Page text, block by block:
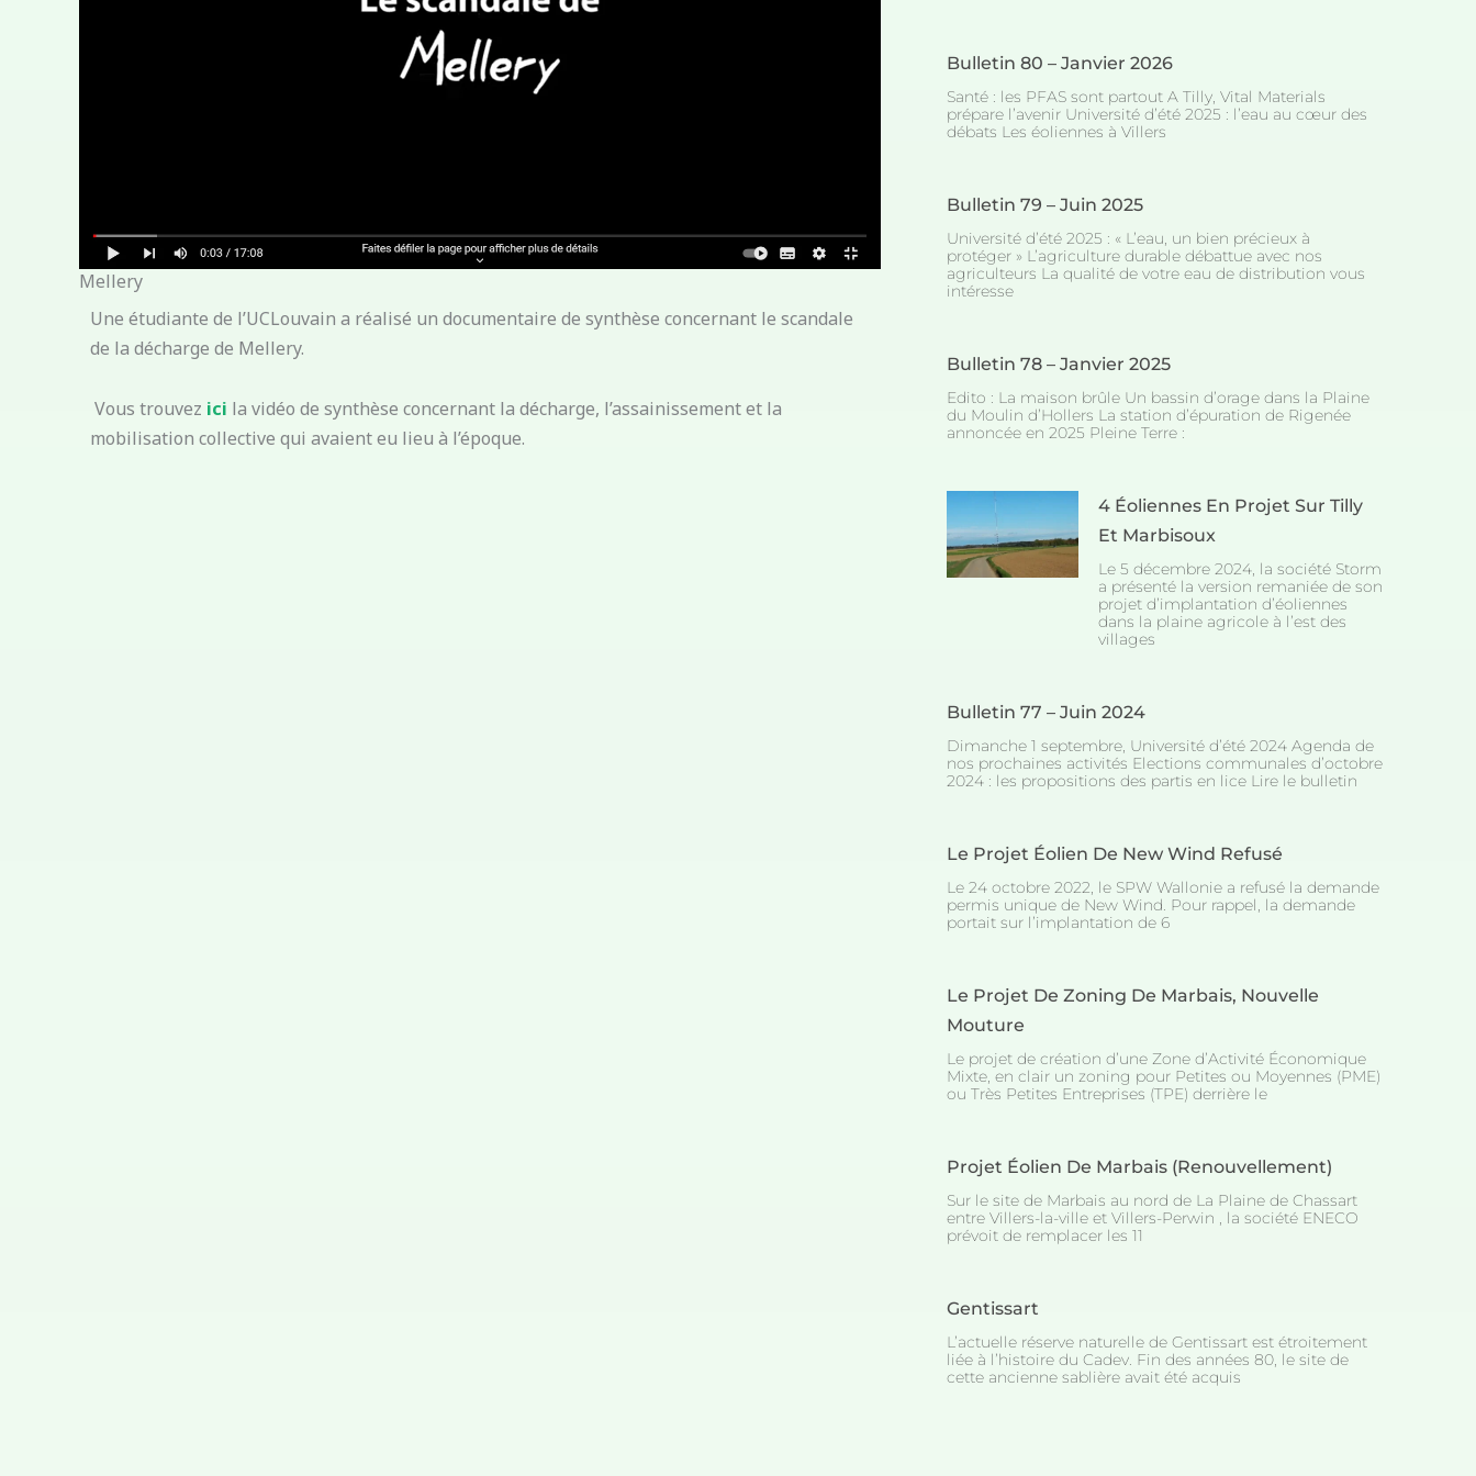
Mellery
Une étudiante de l’UCLouvain a réalisé un documentaire de synthèse concernant le scandale
de la décharge de Mellery.
Vous trouvez ici la vidéo de synthèse concernant la décharge, l’assainissement et la
mobilisation collective qui avaient eu lieu à l’époque.
Bulletin 80 – Janvier 2026
Santé : les PFAS sont partout A Tilly, Vital Materials
prépare l’avenir Université d’été 2025 : l’eau au cœur des
débats Les éoliennes à Villers
Bulletin 79 – Juin 2025
Université d’été 2025 : « L’eau, un bien précieux à
protéger » L’agriculture durable débattue avec nos
agriculteurs La qualité de votre eau de distribution vous
intéresse
Bulletin 78 – Janvier 2025
Edito : La maison brûle Un bassin d’orage dans la Plaine
du Moulin d’Hollers La station d’épuration de Rigenée
annoncée en 2025 Pleine Terre :
4 Éoliennes En Projet Sur Tilly
Et Marbisoux
Le 5 décembre 2024, la société Storm
a présenté la version remaniée de son
projet d’implantation d’éoliennes
dans la plaine agricole à l’est des
villages
Bulletin 77 – Juin 2024
Dimanche 1 septembre, Université d’été 2024 Agenda de
nos prochaines activités Elections communales d’octobre
2024 : les propositions des partis en lice Lire le bulletin
Le Projet Éolien De New Wind Refusé
Le 24 octobre 2022, le SPW Wallonie a refusé la demande
permis unique de New Wind. Pour rappel, la demande
portait sur l’implantation de 6
Le Projet De Zoning De Marbais, Nouvelle
Mouture
Le projet de création d’une Zone d’Activité Économique
Mixte, en clair un zoning pour Petites ou Moyennes (PME)
ou Très Petites Entreprises (TPE) derrière le
Projet Éolien De Marbais (Renouvellement)
Sur le site de Marbais au nord de La Plaine de Chassart
entre Villers-la-ville et Villers-Perwin , la société ENECO
prévoit de remplacer les 11
Gentissart
L’actuelle réserve naturelle de Gentissart est étroitement
liée à l’histoire du Cadev. Fin des années 80, le site de
cette ancienne sablière avait été acquis